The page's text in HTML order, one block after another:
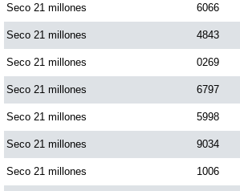
Motilon Tarde
Motilon Noche
Paisita Día
Paisita Noche
Seco 21 millones 6066
Seco 21 millones 4843
Seco 21 millones 0269
Seco 21 millones 6797
Seco 21 millones 5998
Seco 21 millones 9034
Seco 21 millones 1006